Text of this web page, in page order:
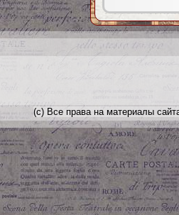
(с) Все права на материалы